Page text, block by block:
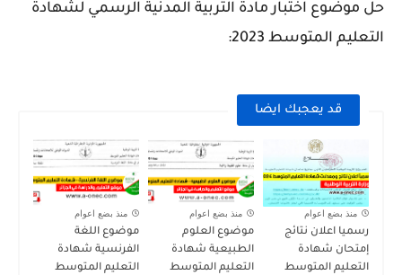
حل موضوع اختبار مادة التربية المدنية الرسمي لشهادة
التعليم المتوسط 2023:
قد يعجبك ايضا
منذ بضع اعوام
رسميا اعلان نتائج
إمتحان شهادة
التعليم المتوسط
منذ بضع اعوام
موضوع العلوم
الطبيعية شهادة
التعليم المتوسط
منذ بضع اعوام
موضوع اللغة
الفرنسية شهادة
التعليم المتوسط